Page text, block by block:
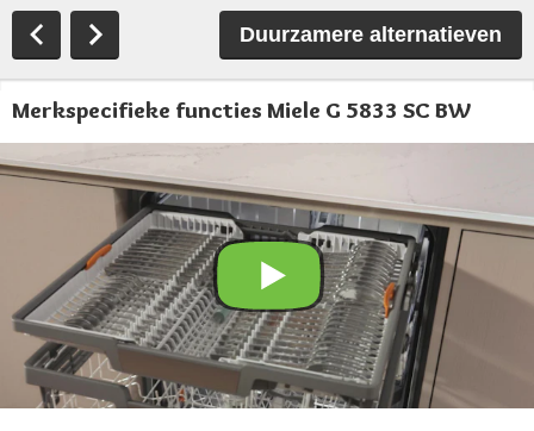
Duurzamere alternatieven
Merkspecifieke functies Miele G 5833 SC BW